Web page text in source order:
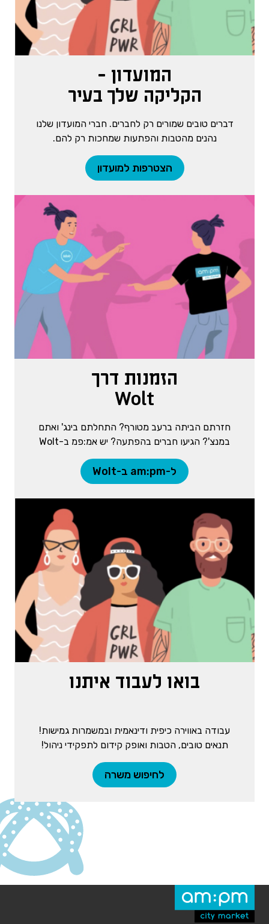
המועדון -
הקליקה שלך בעיר
דברים טובים שמורים רק לחברים. חברי המועדון שלנו
נהנים מהטבות והפתעות שמחכות רק להם.
הצטרפות למועדון
הזמנות דרך
Wolt
חזרתם הביתה ברעב מטורף? התחלתם בינג' ואתם
במנצ'? הגיעו חברים בהפתעה? יש אמ:פמ ב-Wolt
ל-am:pm ב-Wolt
בואו לעבוד איתנו
עבודה באווירה כיפית ודינאמית ובמשמרות גמישות!
תנאים טובים, הטבות ואופק קידום לתפקידי ניהול!
לחיפוש משרה